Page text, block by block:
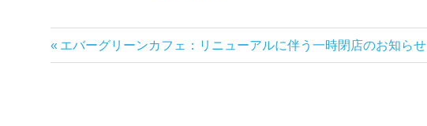
投
前
の
エバーグリーンカフェ：リニューアルに伴う一時閉店のお知らせ